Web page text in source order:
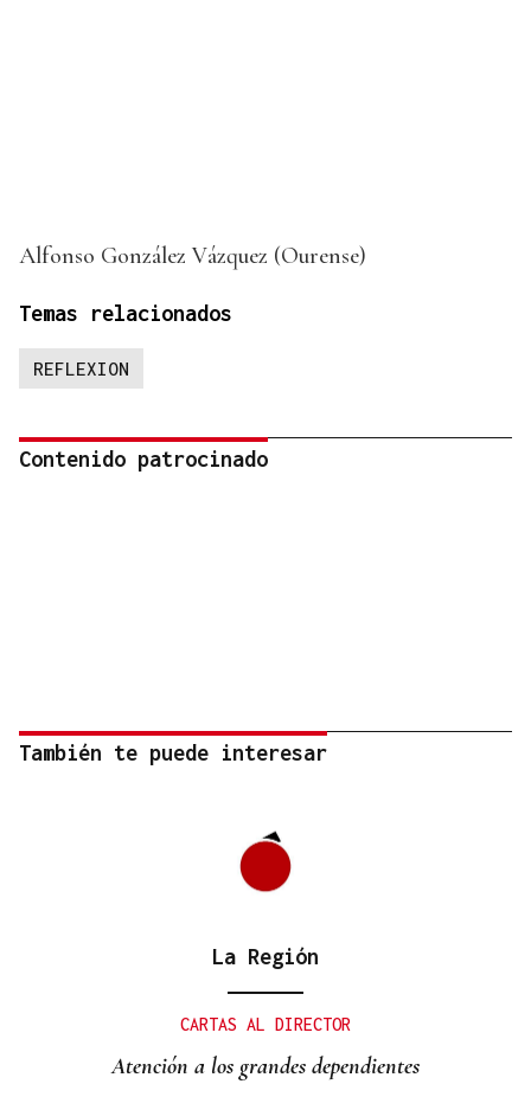
Alfonso González Vázquez (Ourense)
Temas relacionados
REFLEXION
Contenido patrocinado
También te puede interesar
La Región
CARTAS AL DIRECTOR
Atención a los grandes dependientes